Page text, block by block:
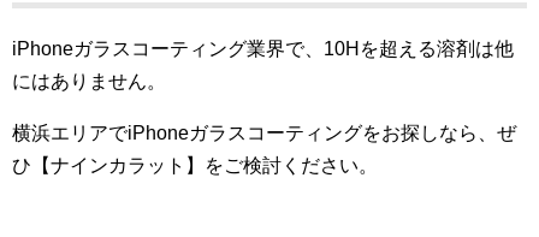
iPhoneガラスコーティング業界で、10Hを超える溶剤は他
にはありません。
横浜エリアでiPhoneガラスコーティングをお探しなら、ぜ
ひ【ナインカラット】をご検討ください。